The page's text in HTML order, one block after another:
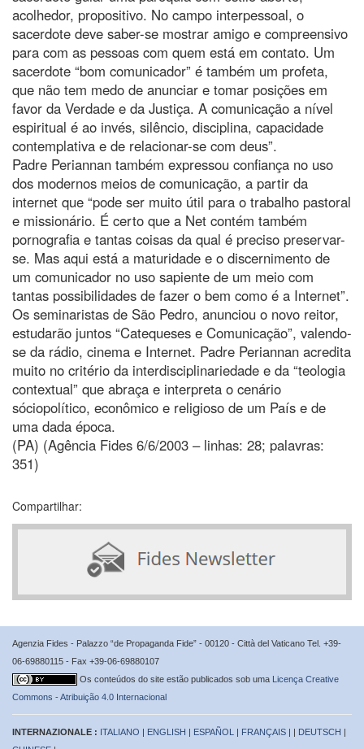
acolhedor, propositivo. No campo interpessoal, o
sacerdote deve saber-se mostrar amigo e compreensivo
para com as pessoas com quem está em contato. Um
sacerdote “bom comunicador” é também um profeta,
que não tem medo de anunciar e tomar posições em
favor da Verdade e da Justiça. A comunicação a nível
espiritual é ao invés, silêncio, disciplina, capacidade
contemplativa e de relacionar-se com deus”.
Padre Periannan também expressou confiança no uso
dos modernos meios de comunicação, a partir da
internet que “pode ser muito útil para o trabalho pastoral
e missionário. É certo que a Net contém também
pornografia e tantas coisas da qual é preciso preservar-
se. Mas aqui está a maturidade e o discernimento de
um comunicador no uso sapiente de um meio com
tantas possibilidades de fazer o bem como é a Internet”.
Os seminaristas de São Pedro, anunciou o novo reitor,
estudarão juntos “Catequeses e Comunicação”, valendo-
se da rádio, cinema e Internet. Padre Periannan acredita
muito no critério da interdisciplinariedade e da “teologia
contextual” que abraça e interpreta o cenário
sóciopolítico, econômico e religioso de um País e de
uma dada época.
(PA) (Agência Fides 6/6/2003 – linhas: 28; palavras:
351)
Compartilhar:
Agenzia Fides - Palazzo “de Propaganda Fide” - 00120 - Città del Vaticano Tel. +39-
06-69880115 - Fax +39-06-69880107
Os conteúdos do site estão publicados sob uma Licença Creative
Commons - Atribuição 4.0 Internacional
INTERNAZIONALE : ITALIANO | ENGLISH | ESPAÑOL | FRANÇAIS | | DEUTSCH |